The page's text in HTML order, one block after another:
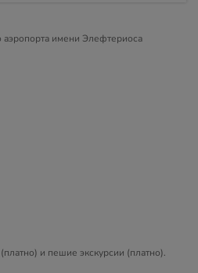
имени Элефтериоса
и пешие экскурсии (платно).